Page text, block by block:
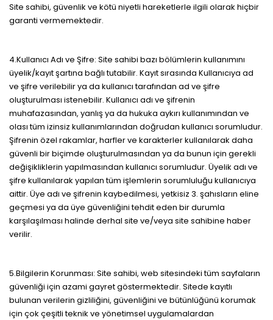
Site sahibi, güvenlik ve kötü niyetli hareketlerle ilgili olarak hiçbir
garanti vermemektedir.
4.Kullanıcı Adı ve Şifre: Site sahibi bazı bölümlerin kullanımını
üyelik/kayıt şartına bağlı tutabilir. Kayıt sırasında Kullanıcıya ad
ve şifre verilebilir ya da kullanıcı tarafından ad ve şifre
oluşturulması istenebilir. Kullanıcı adı ve şifrenin
muhafazasından, yanlış ya da hukuka aykırı kullanımından ve
olası tüm izinsiz kullanımlarından doğrudan kullanıcı sorumludur.
Şifrenin özel rakamlar, harfler ve karakterler kullanılarak daha
güvenli bir biçimde oluşturulmasından ya da bunun için gerekli
değişikliklerin yapılmasından kullanıcı sorumludur. Üyelik adı ve
şifre kullanılarak yapılan tüm işlemlerin sorumluluğu kullanıcıya
aittir. Üye adı ve şifrenin kaybedilmesi, yetkisiz 3. şahısların eline
geçmesi ya da üye güvenliğini tehdit eden bir durumla
karşılaşılması halinde derhal site ve/veya site sahibine haber
verilir.
5.Bilgilerin Korunması: Site sahibi, web sitesindeki tüm sayfaların
güvenliği için azami gayret göstermektedir. Sitede kayıtlı
bulunan verilerin gizliliğini, güvenliğini ve bütünlüğünü korumak
için çok çeşitli teknik ve yönetimsel uygulamalardan